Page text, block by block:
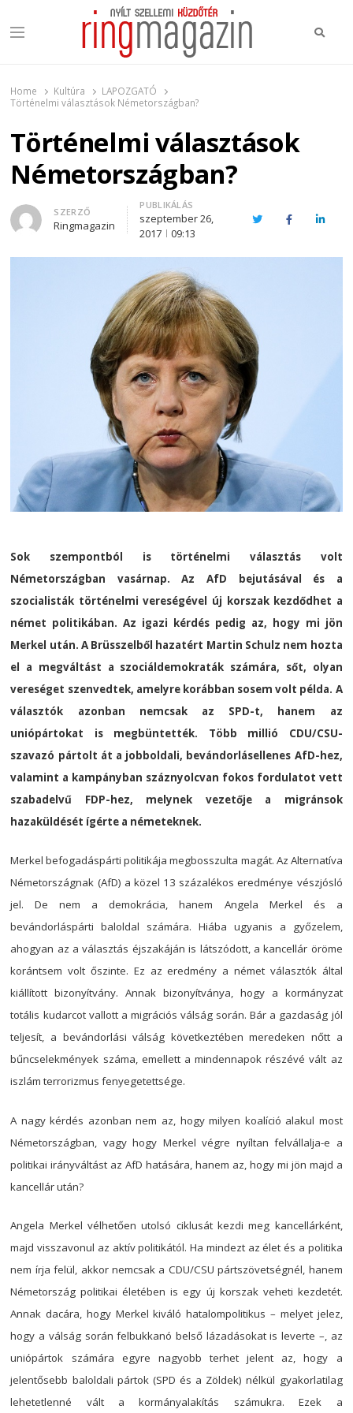
Menu
Home Kultúra
LAPOZGATÓ
Történelmi választások Németországban?
Történelmi választások
Németországban?
Author
SZERZŐ
Ringmagazin
PUBLIKÁLÁS
szeptember 26,
2017
09:13
TwitterFacebook
Sok szempontból is történelmi választás volt
Németországban vasárnap. Az AfD bejutásával és a
szocialisták történelmi vereségével új korszak kezdődhet a
német politikában. Az igazi kérdés pedig az, hogy mi jön
Merkel után. A Brüsszelből hazatért Martin Schulz nem hozta
el a megváltást a szociáldemokraták számára, sőt, olyan
vereséget szenvedtek, amelyre korábban sosem volt példa. A
választók azonban nemcsak az SPD-t, hanem az
uniópártokat is megbüntették. Több millió CDU/CSU-
szavazó pártolt át a jobboldali, bevándorlásellenes AfD-hez,
valamint a kampányban száznyolcvan fokos fordulatot vett
szabadelvű FDP-hez, melynek vezetője a migránsok
hazaküldését ígérte a németeknek.
Merkel befogadáspárti politikája megbosszulta magát. Az Alternatíva
Németországnak (AfD) a közel 13 százalékos eredménye vészjósló
jel. De nem a demokrácia, hanem Angela Merkel és a
bevándorláspárti baloldal számára. Hiába ugyanis a győzelem,
ahogyan az a választás éjszakáján is látszódott, a kancellár öröme
korántsem volt őszinte. Ez az eredmény a német választók által
kiállított bizonyítvány. Annak bizonyítványa, hogy a kormányzat
totális kudarcot vallott a migrációs válság során. Bár a gazdaság jól
teljesít, a bevándorlási válság következtében meredeken nőtt a
bűncselekmények száma, emellett a mindennapok részévé vált az
iszlám terrorizmus fenyegetettsége.
A nagy kérdés azonban nem az, hogy milyen koalíció alakul most
Németországban, vagy hogy Merkel végre nyíltan felvállalja-e a
politikai irányváltást az AfD hatására, hanem az, hogy mi jön majd a
kancellár után?
Angela Merkel vélhetően utolsó ciklusát kezdi meg kancellárként,
majd visszavonul az aktív politikától. Ha mindezt az élet és a politika
nem írja felül, akkor nemcsak a CDU/CSU pártszövetségnél, hanem
Németország politikai életében is egy új korszak veheti kezdetét.
Annak dacára, hogy Merkel kiváló hatalompolitikus – melyet jelez,
hogy a válság során felbukkanó belső lázadásokat is leverte –, az
uniópártok számára egyre nagyobb terhet jelent az, hogy a
jelentősebb baloldali pártok (SPD és a Zöldek) nélkül gyakorlatilag
lehetetlenné vált a kormányalakítás számukra. Ezek a